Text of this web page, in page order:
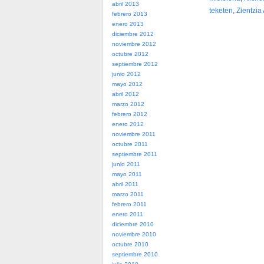
abril 2013
febrero 2013
enero 2013
diciembre 2012
noviembre 2012
octubre 2012
septiembre 2012
junio 2012
mayo 2012
abril 2012
marzo 2012
febrero 2012
enero 2012
noviembre 2011
octubre 2011
septiembre 2011
junio 2011
mayo 2011
abril 2011
marzo 2011
febrero 2011
enero 2011
diciembre 2010
noviembre 2010
octubre 2010
septiembre 2010
teketen, Zientzia